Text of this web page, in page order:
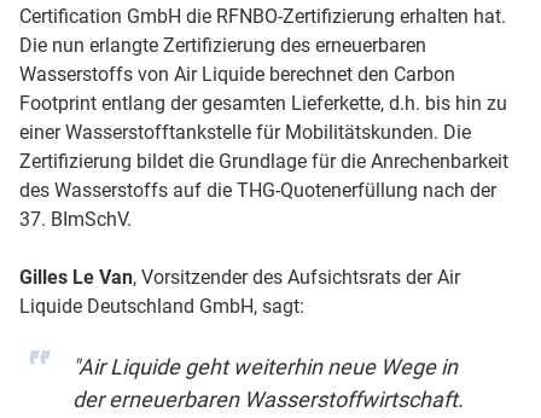
Certification GmbH die RFNBO-Zertifizierung erhalten hat.
Die nun erlangte Zertifizierung des erneuerbaren
Wasserstoffs von Air Liquide berechnet den Carbon
Footprint entlang der gesamten Lieferkette, d.h. bis hin zu
einer Wasserstofftankstelle für Mobilitätskunden. Die
Zertifizierung bildet die Grundlage für die Anrechenbarkeit
des Wasserstoffs auf die THG-Quotenerfüllung nach der
37. BImSchV.
Gilles Le Van, Vorsitzender des Aufsichtsrats der Air
Liquide Deutschland GmbH, sagt:
"Air Liquide geht weiterhin neue Wege in
der erneuerbaren Wasserstoffwirtschaft.